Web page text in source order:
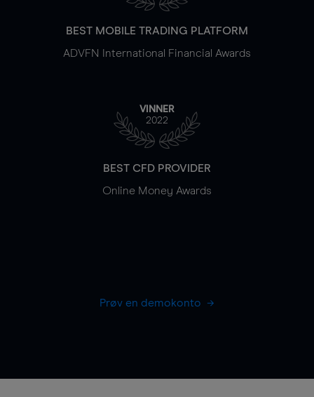
BEST MOBILE TRADING PLATFORM
ADVFN International Financial Awards
VINNER
2022
BEST CFD PROVIDER
Online Money Awards
Prøv en demokonto